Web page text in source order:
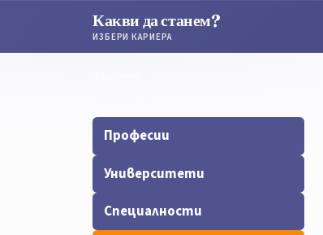
Какви да станем?
ИЗБЕРИ КАРИЕРА
Професии
Университети
Специалности